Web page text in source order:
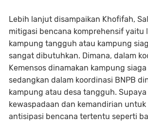
Lebih lanjut disampaikan Khofifah,
mitigasi bencana komprehensif yaitu
kampung tangguh atau kampung
sangat dibutuhkan. Dimana, dalam
Kemensos dinamakan kampung
sedangkan dalam koordinasi BNPB
kampung atau desa tangguh. Supaya
kewaspadaan dan kemandirian untuk
antisipasi bencana tertentu seperti